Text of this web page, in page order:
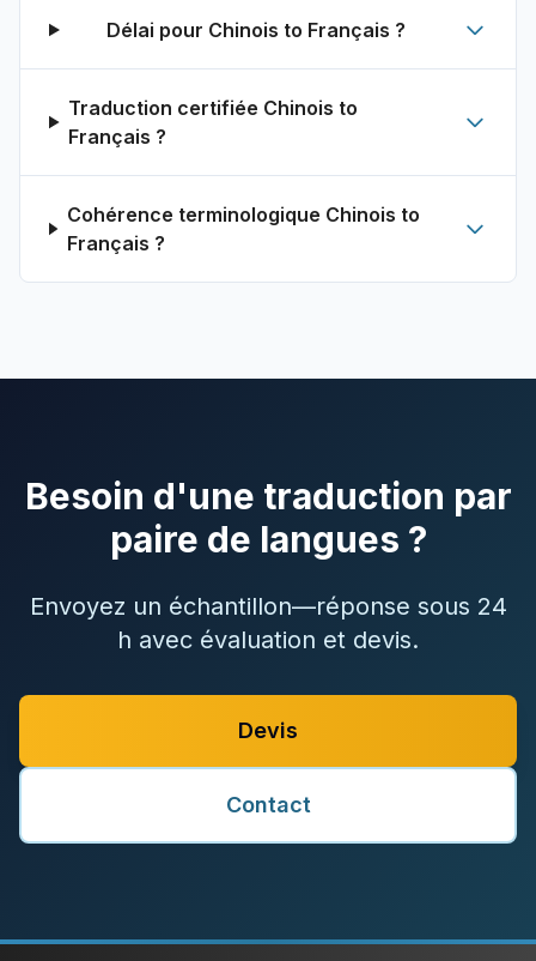
Délai pour Chinois to Français ?
Traduction certifiée Chinois to
Français ?
Cohérence terminologique Chinois to
Français ?
Besoin d'une traduction par
paire de langues ?
Envoyez un échantillon—réponse sous 24
h avec évaluation et devis.
Devis
Contact